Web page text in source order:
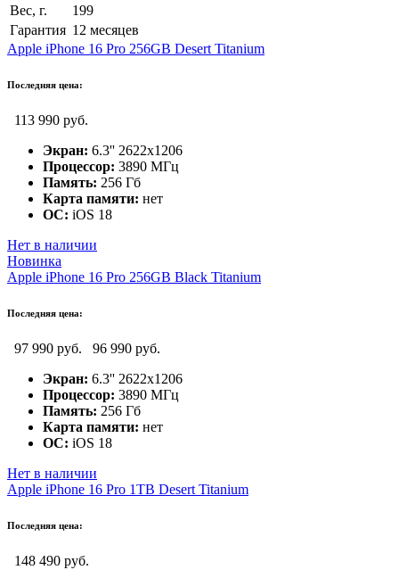
Вес, г.
199
Гарантия 12 месяцев
Apple iPhone 16 Pro 256GB Desert Titanium
Последняя цена:
113 990 руб.
Экран: 6.3'' 2622x1206
Процессор: 3890 МГц
Память: 256 Гб
Карта памяти: нет
ОС: iOS 18
Нет в наличии
Новинка
Apple iPhone 16 Pro 256GB Black Titanium
Последняя цена:
97 990 руб.
96 990 руб.
Экран: 6.3'' 2622x1206
Процессор: 3890 МГц
Память: 256 Гб
Карта памяти: нет
ОС: iOS 18
Нет в наличии
Apple iPhone 16 Pro 1TB Desert Titanium
Последняя цена:
148 490 руб.